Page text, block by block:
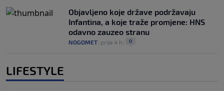
Objavljeno koje države podržavaju
Infantina, a koje traže promjene: HNS
odavno zauzeo stranu
NOGOMET prije 4 h 0
LIFESTYLE